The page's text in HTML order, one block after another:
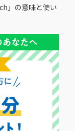
」の意味と使い